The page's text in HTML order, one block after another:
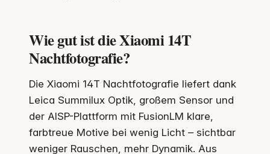
Wie gut ist die Xiaomi 14T
Nachtfotografie?
Die Xiaomi 14T Nachtfotografie liefert dank
Leica Summilux Optik, großem Sensor und
der AISP-Plattform mit FusionLM klare,
farbtreue Motive bei wenig Licht – sichtbar
weniger Rauschen, mehr Dynamik. Aus